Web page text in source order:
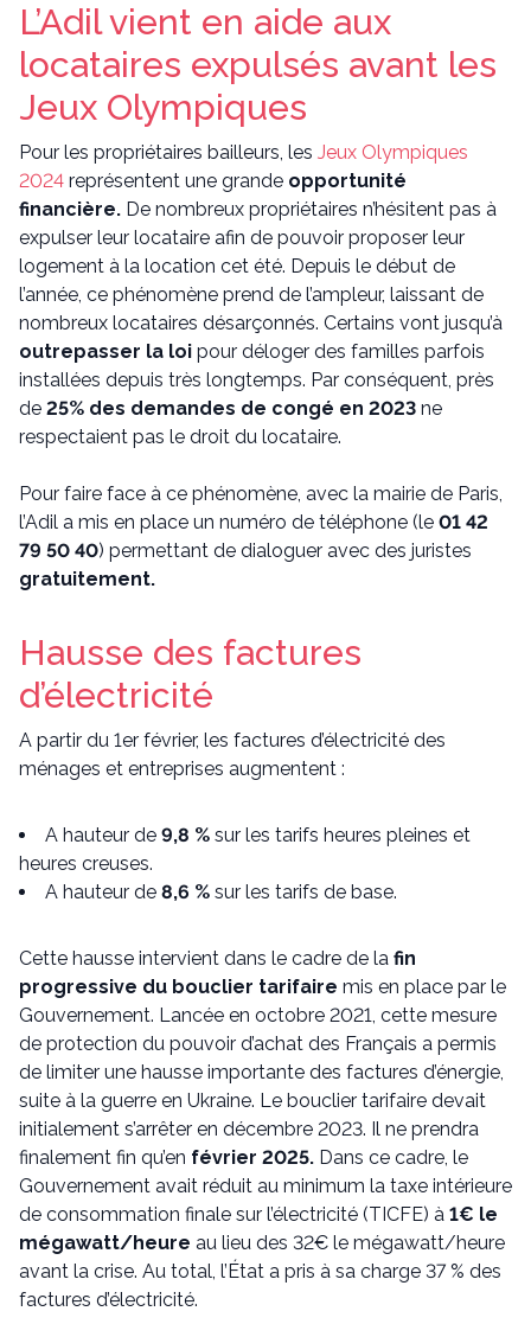
L’Adil vient en aide aux
locataires expulsés avant les
Jeux Olympiques
Pour les propriétaires bailleurs, les Jeux Olympiques
2024 représentent une grande opportunité
financière. De nombreux propriétaires n’hésitent pas à
expulser leur locataire afin de pouvoir proposer leur
logement à la location cet été. Depuis le début de
l’année, ce phénomène prend de l’ampleur, laissant de
nombreux locataires désarçonnés. Certains vont jusqu’à
outrepasser la loi pour déloger des familles parfois
installées depuis très longtemps. Par conséquent, près
de 25% des demandes de congé en 2023 ne
respectaient pas le droit du locataire.
Pour faire face à ce phénomène, avec la mairie de Paris,
l’Adil a mis en place un numéro de téléphone (le 01 42
79 50 40) permettant de dialoguer avec des juristes
gratuitement.
Hausse des factures
d’électricité
A partir du 1er février, les factures d’électricité des
ménages et entreprises augmentent :
A hauteur de 9,8 % sur les tarifs heures pleines et
heures creuses.
A hauteur de 8,6 % sur les tarifs de base.
Cette hausse intervient dans le cadre de la fin
progressive du bouclier tarifaire mis en place par le
Gouvernement. Lancée en octobre 2021, cette mesure
de protection du pouvoir d’achat des Français a permis
de limiter une hausse importante des factures d’énergie,
suite à la guerre en Ukraine. Le bouclier tarifaire devait
initialement s’arrêter en décembre 2023. Il ne prendra
finalement fin qu’en février 2025. Dans ce cadre, le
Gouvernement avait réduit au minimum la taxe intérieure
de consommation finale sur l’électricité (TICFE) à 1€ le
mégawatt/heure au lieu des 32€ le mégawatt/heure
avant la crise. Au total, l’État a pris à sa charge 37 % des
factures d’électricité.